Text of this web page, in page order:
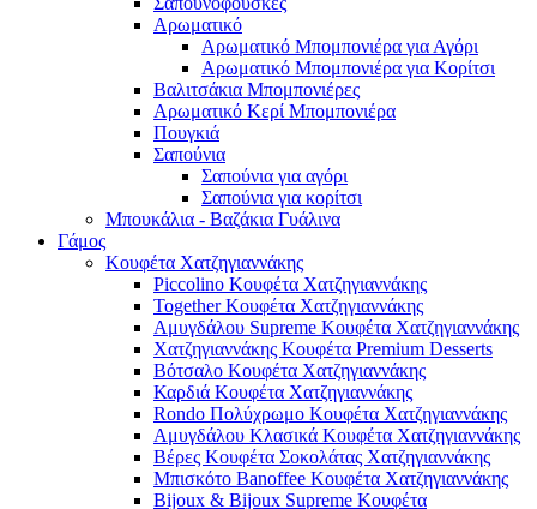
Αρωματικό
Αρωματικό Μπομπονιέρα για Αγόρι
Αρωματικό Μπομπονιέρα για Κορίτσι
Βαλιτσάκια Μπομπονιέρες
Αρωματικό Κερί Μπομπονιέρα
Πουγκιά
Σαπούνια
Σαπούνια για αγόρι
Σαπούνια για κορίτσι
Μπουκάλια - Βαζάκια Γυάλινα
Γάμος
Κουφέτα Χατζηγιαννάκης
Piccolino Κουφέτα Χατζηγιαννάκης
Together Κουφέτα Χατζηγιαννάκης
Αμυγδάλου Supreme Κουφέτα Χατζηγιαννάκης
Χατζηγιαννάκης Κουφέτα Premium Desserts
Βότσαλο Κουφέτα Χατζηγιαννάκης
Καρδιά Κουφέτα Χατζηγιαννάκης
Rondo Πολύχρωμο Κουφέτα Χατζηγιαννάκης
Αμυγδάλου Κλασικά Κουφέτα Χατζηγιαννάκης
Βέρες Κουφέτα Σοκολάτας Χατζηγιαννάκης
Μπισκότο Banoffee Κουφέτα Χατζηγιαννάκης
Bijoux & Bijoux Supreme Κουφέτα